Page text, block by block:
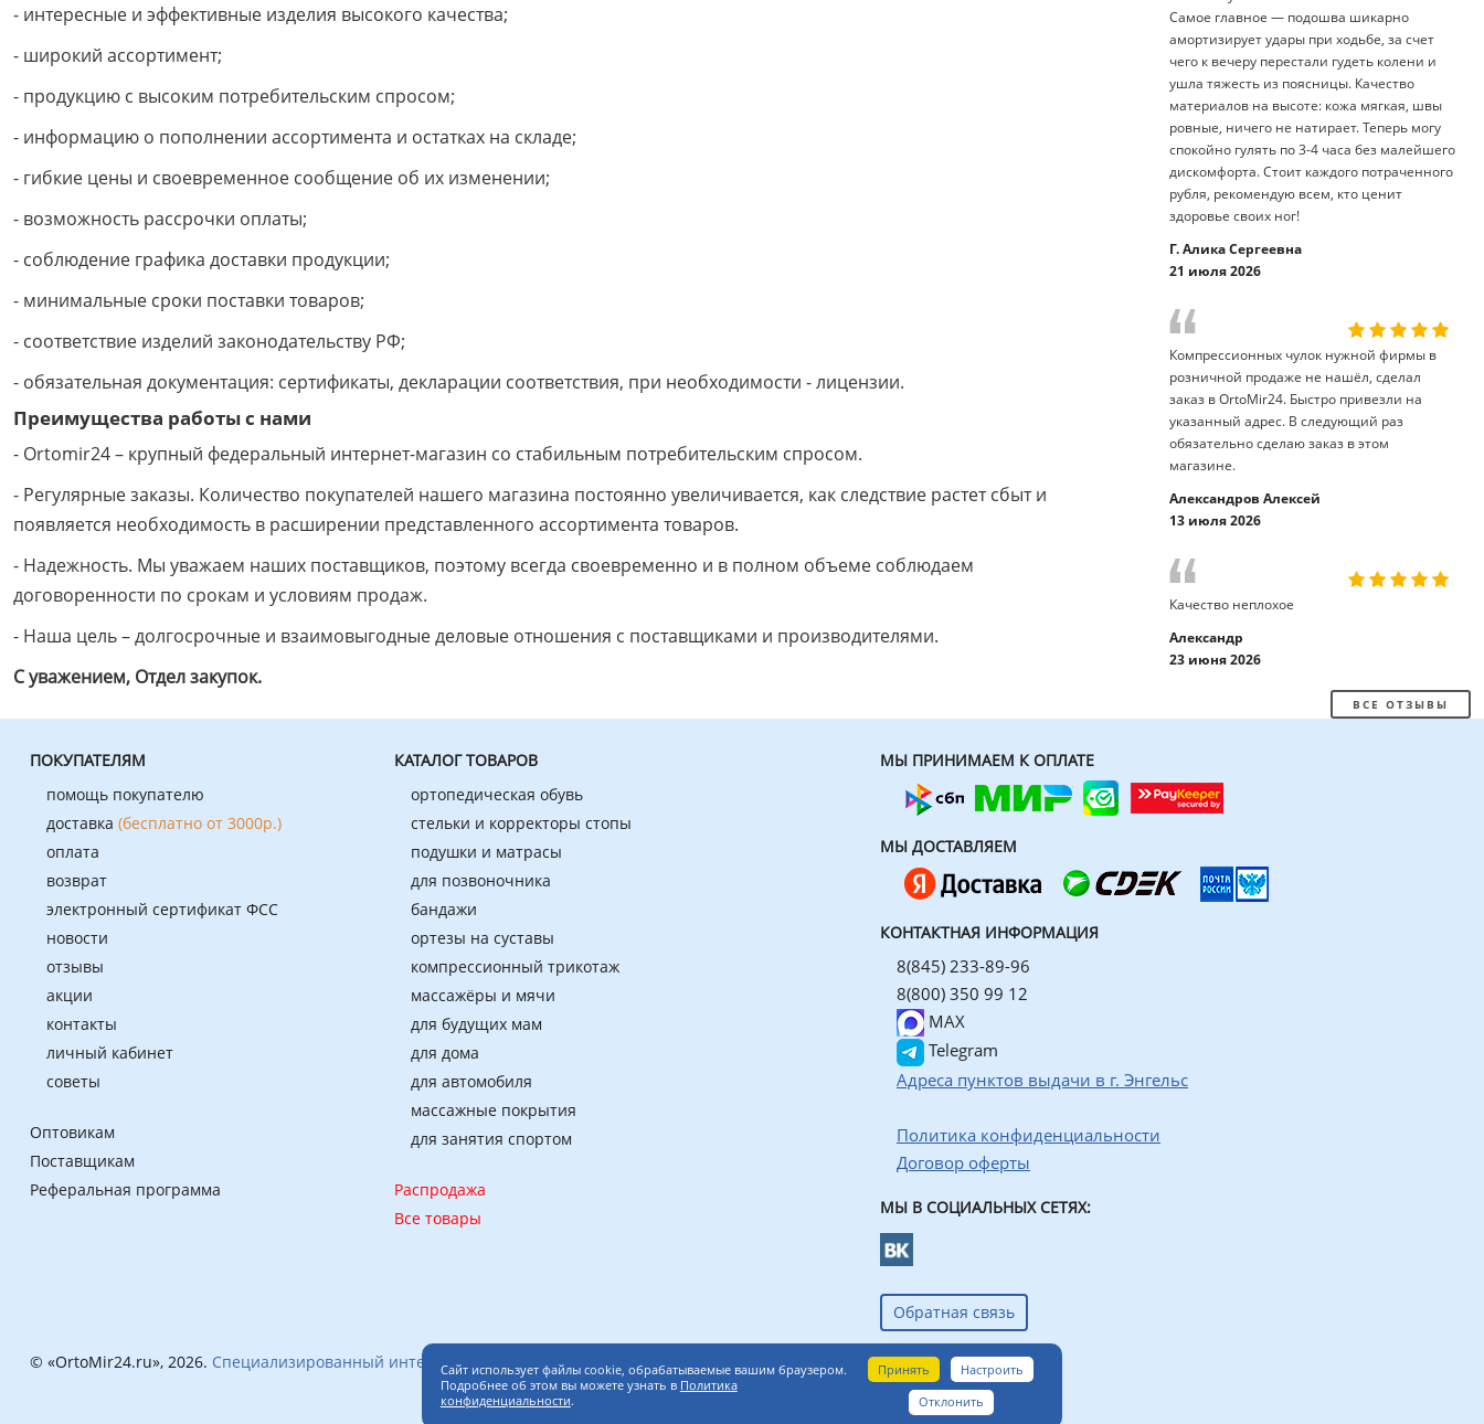
- интересные и эффективные изделия высокого качества;
- широкий ассортимент;
- продукцию с высоким потребительским спросом;
- информацию о пополнении ассортимента и остатках на складе;
- гибкие цены и своевременное сообщение об их изменении;
- возможность рассрочки оплаты;
- соблюдение графика доставки продукции;
- минимальные сроки поставки товаров;
- соответствие изделий законодательству РФ;
- обязательная документация: сертификаты, декларации соответствия, при необходимости - лицензии.
Преимущества работы с нами
- Ortomir24 – крупный федеральный интернет-магазин со стабильным потребительским спросом.
- Регулярные заказы. Количество покупателей нашего магазина постоянно увеличивается, как следствие растет сбыт и
появляется необходимость в расширении представленного ассортимента товаров.
- Надежность. Мы уважаем наших поставщиков, поэтому всегда своевременно и в полном объеме соблюдаем
договоренности по срокам и условиям продаж.
- Наша цель – долгосрочные и взаимовыгодные деловые отношения с поставщиками и производителями.
С уважением, Отдел закупок.
Самое главное — подошва шикарно
амортизирует удары при ходьбе, за счет
чего к вечеру перестали гудеть колени и
ушла тяжесть из поясницы. Качество
материалов на высоте: кожа мягкая, швы
ровные, ничего не натирает. Теперь могу
спокойно гулять по 3-4 часа без малейшего
дискомфорта. Стоит каждого потраченного
рубля, рекомендую всем, кто ценит
здоровье своих ног!
Г. Алика Сергеевна
21 июля 2026
Компрессионных чулок нужной фирмы в
розничной продаже не нашёл, сделал
заказ в OrtoMir24. Быстро привезли на
указанный адрес. В следующий раз
обязательно сделаю заказ в этом
магазине.
Александров Алексей
13 июля 2026
Качество неплохое
Александр
23 июня 2026
ВСЕ ОТЗЫВЫ
ПОКУПАТЕЛЯМ
помощь покупателю
доставка (бесплатно от 3000р.)
оплата
возврат
электронный сертификат ФСС
новости
отзывы
акции
контакты
личный кабинет
советы
Оптовикам
Поставщикам
Реферальная программа
КАТАЛОГ ТОВАРОВ
ортопедическая обувь
стельки и корректоры стопы
подушки и матрасы
для позвоночника
бандажи
ортезы на суставы
компрессионный трикотаж
массажёры и мячи
для будущих мам
для дома
для автомобиля
массажные покрытия
для занятия спортом
Распродажа
Все товары
МЫ ПРИНИМАЕМ К ОПЛАТЕ
МЫ ДОСТАВЛЯЕМ
КОНТАКТНАЯ ИНФОРМАЦИЯ
8(845) 233-89-96
8(800) 350 99 12
MAX
Telegram
Адреса пунктов выдачи в г. Энгельс
Политика конфиденциальности
Договор оферты
МЫ В СОЦИАЛЬНЫХ СЕТЯХ:
Обратная связь
© «OrtoMir24.ru», 2026. Специализированный интернет-магазин ортопедических товаров
Сайт использует файлы cookie, обрабатываемые вашим браузером.
Подробнее об этом вы можете узнать в Политика
конфиденциальности.
Принять
Настроить
Отклонить